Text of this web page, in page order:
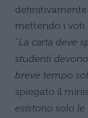
mettendo i voti
“La carta deve
studenti
breve tempo
spiegato il
esistono solo